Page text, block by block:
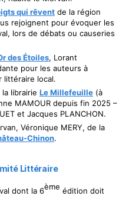
qui rêvent de la région
rejoignent pour évoquer les
lors de débats ou causeries
des Étoiles, Lorant
pour les auteurs à
littéraire local.
librairie Le Millefeuille (à
MAMOUR depuis fin 2025 –
et Jacques PLANCHON.
Véronique MERY, de la
Chinon.
Littéraire
dont la 6ème édition doit